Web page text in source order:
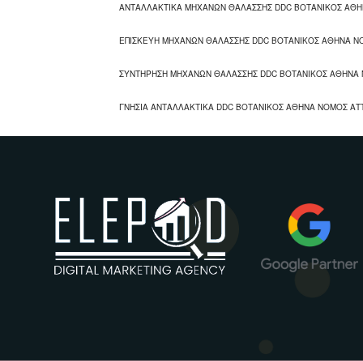
ΑΝΤΑΛΛΑΚΤΙΚΑ ΜΗΧΑΝΩΝ ΘΑΛΑΣΣΗΣ DDC ΒΟΤΑΝΙΚΟΣ
ΕΠΙΣΚΕΥΗ ΜΗΧΑΝΩΝ ΘΑΛΑΣΣΗΣ DDC ΒΟΤΑΝΙΚΟΣ ΑΘΗΝΑ
ΣΥΝΤΗΡΗΣΗ ΜΗΧΑΝΩΝ ΘΑΛΑΣΣΗΣ DDC ΒΟΤΑΝΙΚΟΣ ΑΘΗΝΑ
ΓΝΗΣΙΑ ΑΝΤΑΛΛΑΚΤΙΚΑ DDC ΒΟΤΑΝΙΚΟΣ ΑΘΗΝΑ ΝΟΜΟΣ